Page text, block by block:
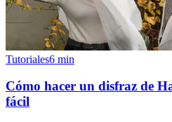
Tutoriales6 min
Cómo hacer un disfraz de
fácil